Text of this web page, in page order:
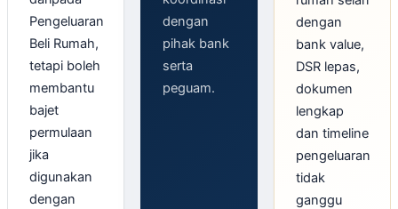
Pengeluaran
Beli Rumah,
tetapi boleh
membantu
bajet
permulaan
jika
digunakan
dengan
dengan
pihak bank
serta
peguam.
dengan
bank value,
DSR lepas,
dokumen
lengkap
dan timeline
pengeluaran
tidak
ganggu